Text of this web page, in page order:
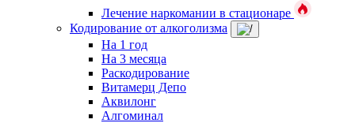
Лечение наркомании в стационаре
Кодирование от алкоголизма
На 1 год
На 3 месяца
Раскодирование
Витамерц Депо
Аквилонг
Алгоминал